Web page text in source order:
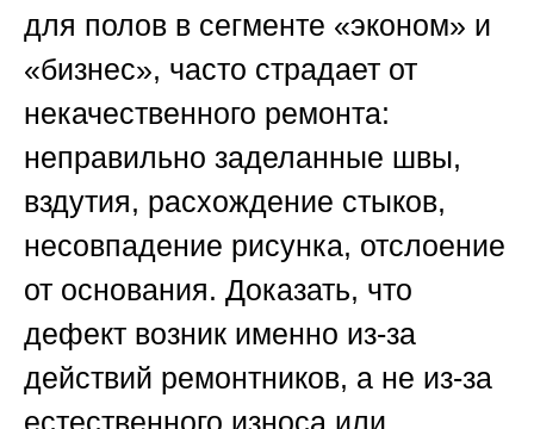
для полов в сегменте «эконом» и
«бизнес», часто страдает от
некачественного ремонта:
неправильно заделанные швы,
вздутия, расхождение стыков,
несовпадение рисунка, отслоение
от основания. Доказать, что
дефект возник именно из-за
действий ремонтников, а не из-за
естественного износа или